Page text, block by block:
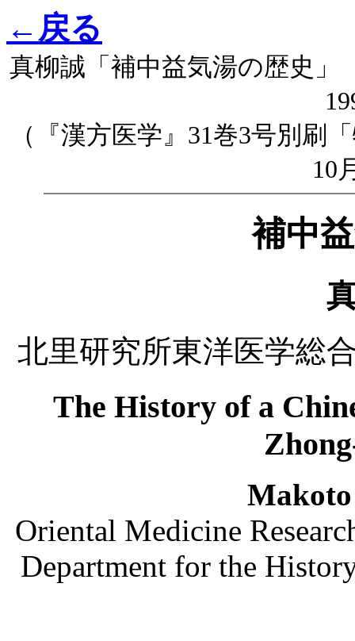
←戻る
真柳誠「補中益気湯の歴史」
（『漢方医学』31巻3号別刷
10
補中
北里研究所東洋医学総
The History of a
Oriental Medicine
Department for the